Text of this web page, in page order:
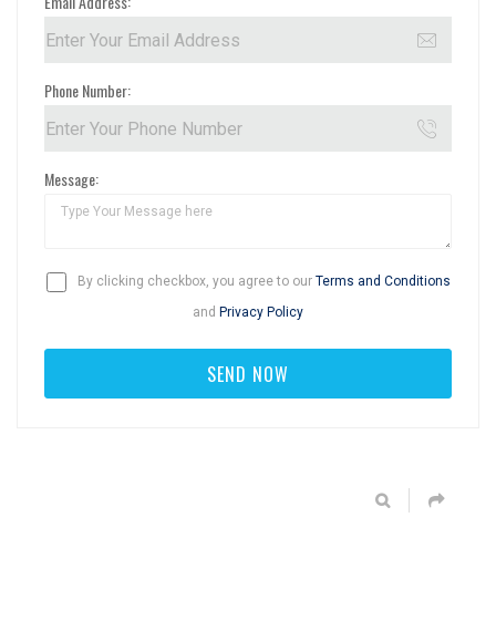
Phone Number:
Message:
By clicking checkbox, you agree to our Terms and Conditions
and Privacy Policy